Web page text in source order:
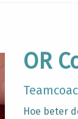
OR
Hoe beter